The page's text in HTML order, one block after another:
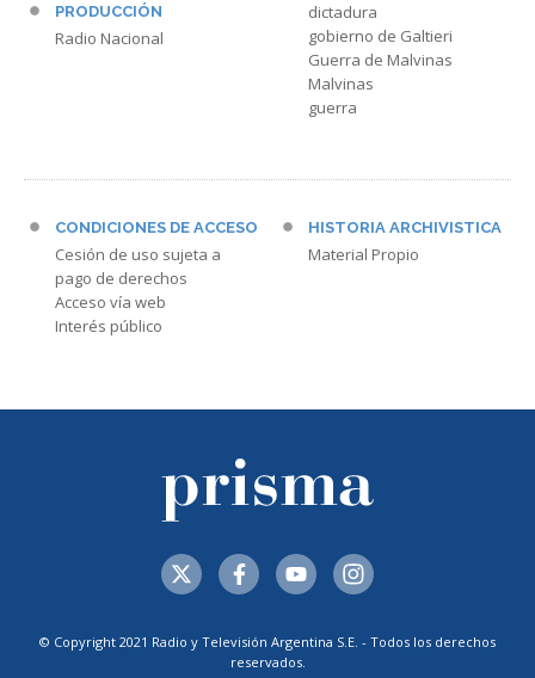
PRODUCCIÓN
Radio Nacional
dictadura
gobierno de Galtieri
Guerra de Malvinas
Malvinas
guerra
CONDICIONES DE ACCESO
Cesión de uso sujeta a
pago de derechos
Acceso vía web
Interés público
HISTORIA ARCHIVISTICA
Material Propio
© Copyright 2021 Radio y Televisión Argentina S.E. - Todos los derechos
reservados.